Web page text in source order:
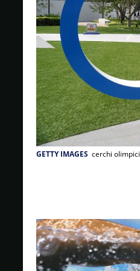
GETTY IMAGES cerchi olimpici